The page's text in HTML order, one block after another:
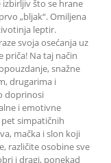
što se hrane
„bljak“. Omiljena
leptir.
svoja osećanja uz
priča! Na taj način
snažne
drugarima i
doprinosi
i emotivne
simpatičnih
mačka i slon koji
različite osobine sve
i dragi, ponekad